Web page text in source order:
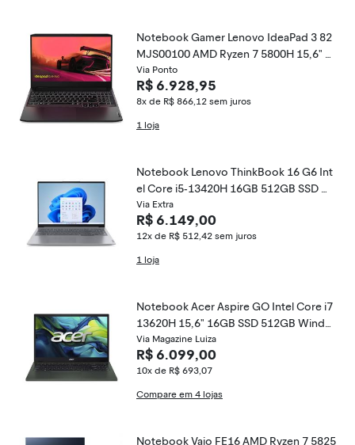
Notebook Gamer Lenovo IdeaPad 3 82
MJS00100 AMD Ryzen 7 5800H 15,6" 1
6GB SSD 512 GB Linux GeForce RTX 30
60
Via Ponto
R$ 6.928,95
8x de R$ 866,12 sem juros
1 loja
Notebook Lenovo ThinkBook 16 G6 Int
el Core i5-13420H 16GB 512GB SSD Wi
ndows 11-21NR000CBR Arctic Grey
Via Extra
R$ 6.149,00
12x de R$ 512,42 sem juros
1 loja
Notebook Acer Aspire GO Intel Core i7
13620H 15,6" 16GB SSD 512GB Windo
ws 11 AG15-71PT-72EL
Via Magazine Luiza
R$ 6.099,00
10x de R$ 693,07
Compare em 4 lojas
Notebook Vaio FE16 AMD Ryzen 7 5825